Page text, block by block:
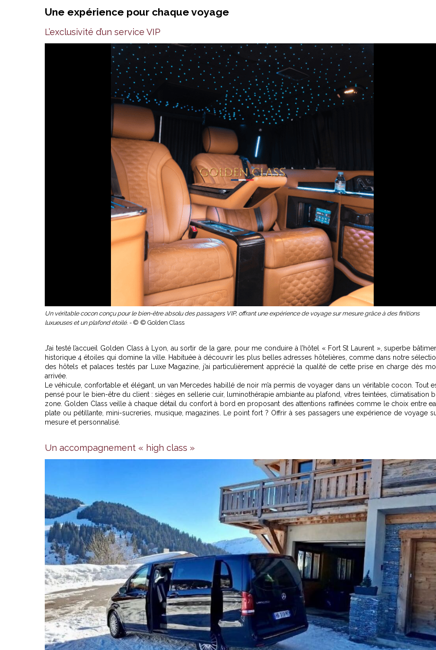
Une expérience pour chaque voyage
L’exclusivité d’un service VIP
Un véritable cocon conçu pour le bien-être absolu des passagers VIP, offrant une expérience de voyage sur mesure grâce à des finitions
luxueuses et un plafond étoilé. - © © Golden Class
J’ai testé l’accueil Golden Class à Lyon, au sortir de la gare, pour me conduire à l’hôtel « Fort St Laurent », superbe
historique 4 étoiles qui domine la ville. Habituée à découvrir les plus belles adresses hôtelières, comme dans notre
des hôtels et palaces testés par Luxe Magazine , j’ai particulièrement apprécié la qualité de cette prise en charge dès
arrivée.
Le véhicule, confortable et élégant, un van Mercedes habillé de noir m’a permis de voyager dans un véritable cocon. Tout
pensé pour le bien-être du client : sièges en sellerie cuir, luminothérapie ambiante au plafond, vitres teintées, climatisation
zone. Golden Class veille à chaque détail du confort à bord en proposant des attentions raffinées comme le choix entre
plate ou pétillante, mini-sucreries, musique, magazines. Le point fort ? Offrir à ses passagers une expérience de voyage
mesure et personnalisé.
Un accompagnement « high class »